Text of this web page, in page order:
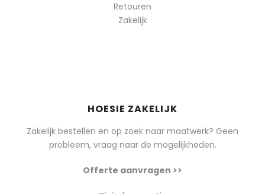
Retouren
Zakelijk
HOESIE ZAKELIJK
Zakelijk bestellen en op zoek naar maatwerk? Geen
probleem, vraag naar de mogelijkheden.
Offerte aanvragen >>